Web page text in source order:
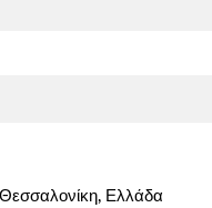
Ελλάδα